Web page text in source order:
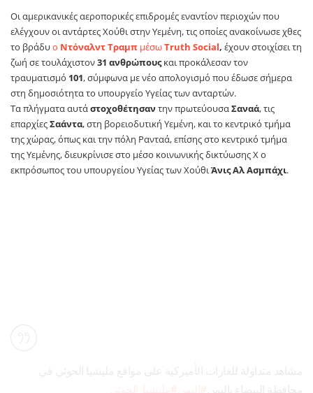
Οι αμερικανικές αεροπορικές επιδρομές εναντίον περιοχών που
ελέγχουν οι αντάρτες Χούθι στην Υεμένη, τις οποίες ανακοίνωσε χθες
το βράδυο Ντόναλντ Τραμπ μέσωTruth Social, έχουν στοιχίσει τη
ζωή σε τουλάχιστον31 ανθρώπουςκαι προκάλεσαν τον
τραυματισμό 101, σύμφωνα με νέο απολογισμό που έδωσε σήμερα
στη δημοσιότητα το υπουργείο Υγείας των ανταρτών.
Τα πλήγματα αυτάστοχοθέτησαντην πρωτεύουσαΣαναά, τις
επαρχίεςΣαάντα, στη βορειοδυτική Υεμένη, και το κεντρικό τμήμα
της χώρας, όπως και την πόλη Ρανταά, επίσης στο κεντρικό τμήμα
της Υεμένης, διευκρίνισε στο μέσο κοινωνικής δικτύωσης X ο
εκπρόσωπος του υπουργείου Υγείας των ΧούθιΆνις Αλ Ασμπάχι.